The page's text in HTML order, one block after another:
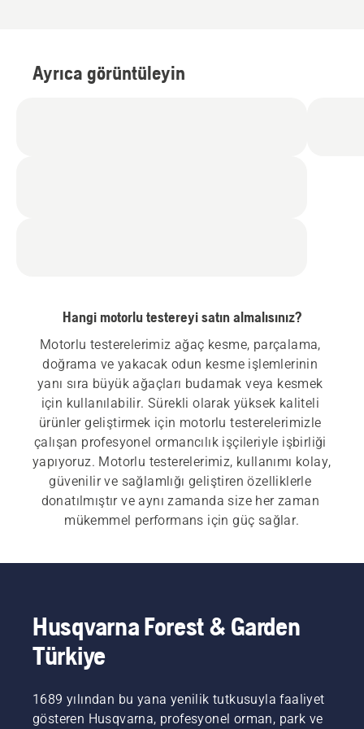
Ayrıca görüntüleyin
Hangi motorlu testereyi satın almalısınız?
Motorlu testerelerimiz ağaç kesme, parçalama,
doğrama ve yakacak odun kesme işlemlerinin
yanı sıra büyük ağaçları budamak veya kesmek
için kullanılabilir. Sürekli olarak yüksek kaliteli
ürünler geliştirmek için motorlu testerelerimizle
çalışan profesyonel ormancılık işçileriyle işbirliği
yapıyoruz. Motorlu testerelerimiz, kullanımı kolay,
güvenilir ve sağlamlığı geliştiren özelliklerle
donatılmıştır ve aynı zamanda size her zaman
mükemmel performans için güç sağlar.
testere, müşteri ihtiyacını karşılamak için bir
düğmeye basılmasıyla veya bir ipin kolayca
profesyonel motorlu testerelerimiz
uzmanı motorlu testerelerimiz de bulunur.
Husqvarna Forest & Garden
Türkiye
1689 yılından bu yana yenilik tutkusuyla faaliyet
gösteren Husqvarna, profesyonel orman, park ve